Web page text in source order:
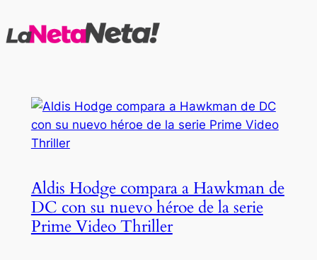
al
Aldis Hodge compara a Hawkman de
DC con su nuevo héroe de la serie
Prime Video Thriller